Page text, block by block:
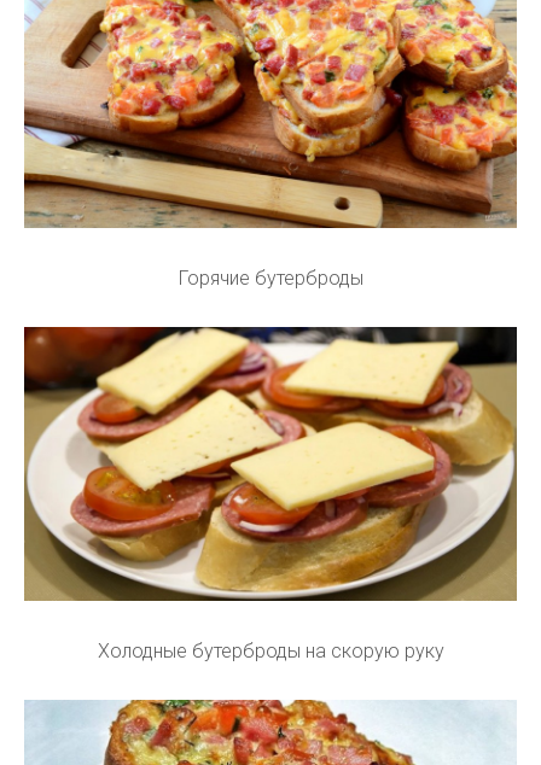
Горячие бутерброды
Холодные бутерброды на скорую руку